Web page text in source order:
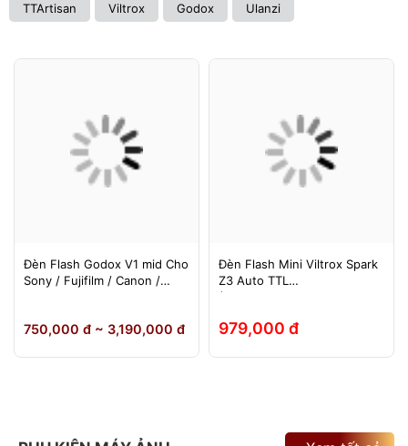
TTArtisan Viltrox Godox Ulanzi
Đèn Flash Godox V1 mid Cho
Sony / Fujifilm / Canon /
750,000 đ ~ 3,190,000 đ
Đèn Flash Mini Viltrox Spark
Z3 Auto TTL
(Fuji/Sony/Canon/Nikon)
979,000 đ